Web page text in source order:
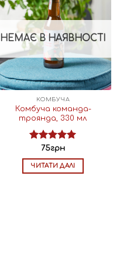
НЕМАЄ В НАЯВНОСТІ
КОМБУЧА
Комбуча команда-
троянда, 330 мл
Оцінено в
5.00з 5
75грн
ЧИТАТИ ДАЛІ